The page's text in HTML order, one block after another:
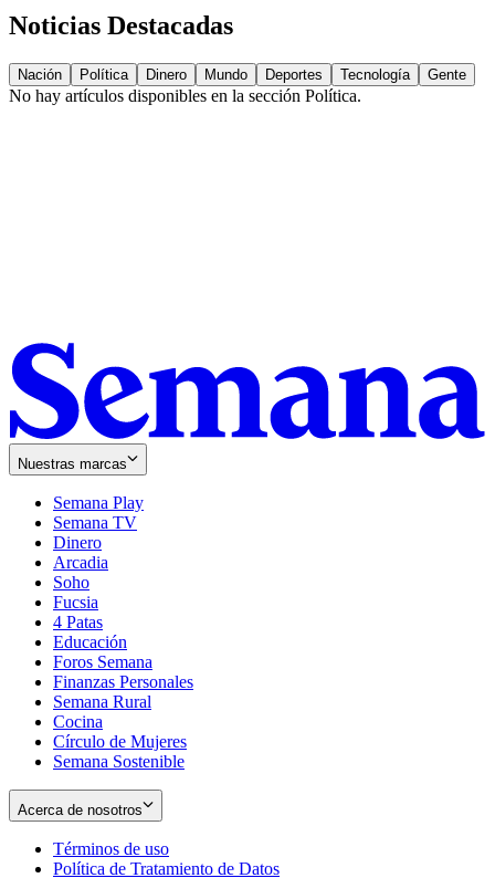
Noticias Destacadas
Nación Política Dinero Mundo Deportes Tecnología Gente
No hay artículos disponibles en la sección Política.
Nuestras marcas
Semana Play
Semana TV
Dinero
Arcadia
Soho
in
new
window
Fucsia
in
new
window
4 Patas
Educación
Foros Semana
Finanzas Personales
Semana Rural
Cocina
Círculo de Mujeres
Semana Sostenible
Acerca de nosotros
Términos de uso
in
Política de Tratamiento de Datos